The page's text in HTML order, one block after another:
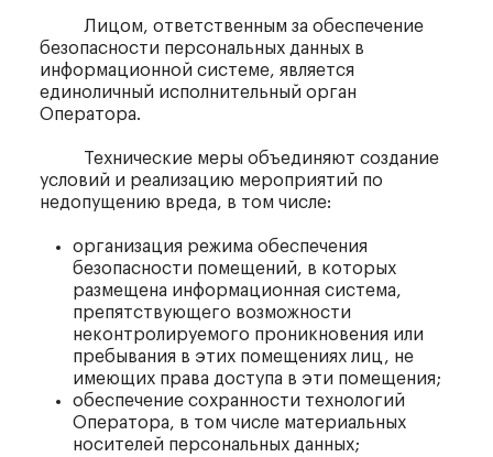
Лицом, ответственным за обеспечение
безопасности персональных данных в
информационной системе, является
единоличный исполнительный орган
Оператора.
Технические меры объединяют создание
условий и реализацию мероприятий по
недопущению вреда, в том числе:
организация режима обеспечения
безопасности помещений, в которых
размещена информационная система,
препятствующего возможности
неконтролируемого проникновения или
пребывания в этих помещениях лиц, не
имеющих права доступа в эти помещения;
обеспечение сохранности технологий
Оператора, в том числе материальных
носителей персональных данных;